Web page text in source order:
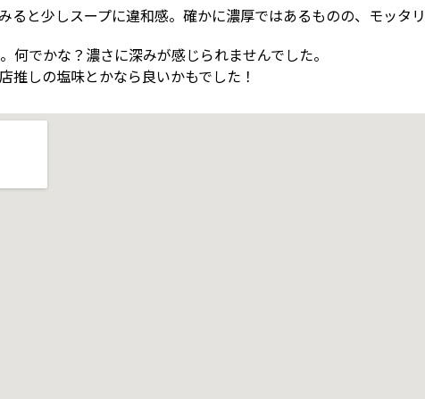
ると少しスープに違和感。確かに濃厚ではあるものの、モッタ
何でかな？濃さに深みが感じられませんでした。
推しの塩味とかなら良いかもでした！